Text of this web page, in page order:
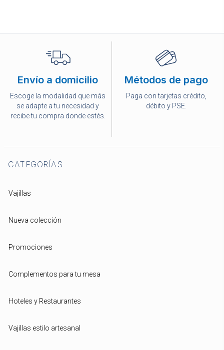
Envío a domicilio
Escoge la modalidad que más
se adapte a tu necesidad y
recibe tu compra donde estés.
Métodos de pago
Paga con tarjetas crédito,
débito y PSE.
CATEGORÍAS
Vajillas
Nueva colección
Promociones
Complementos para tu mesa
Hoteles y Restaurantes
Vajillas estilo artesanal